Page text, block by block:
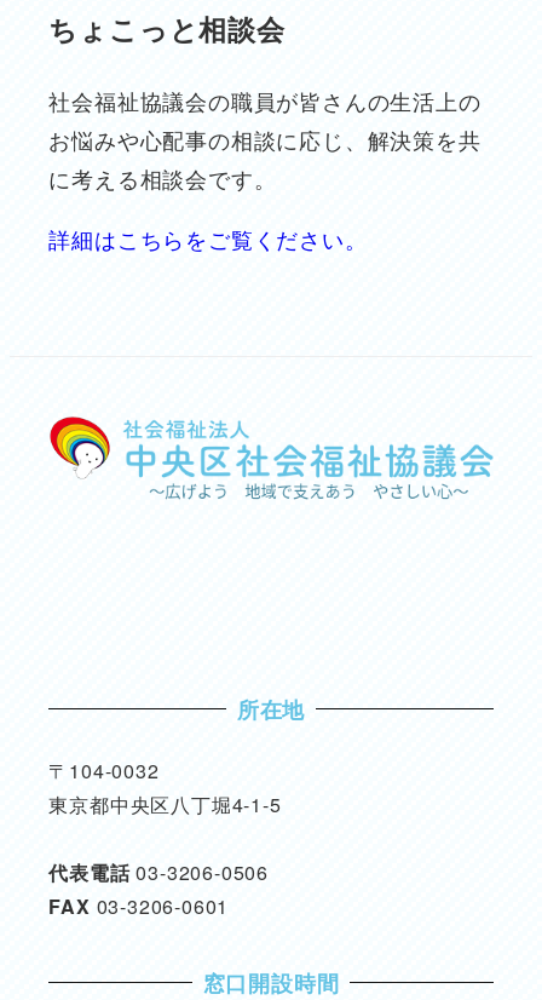
ちょこっと相談会
社会福祉協議会の職員が皆さんの生活上の
お悩みや心配事の相談に応じ、解決策を共
に考える相談会です。
詳細はこちらをご覧ください。
所在地
〒104-0032
東京都中央区八丁堀4-1-5
代表電話03-3206-0506
FAX 03-3206-0601
窓口開設時間